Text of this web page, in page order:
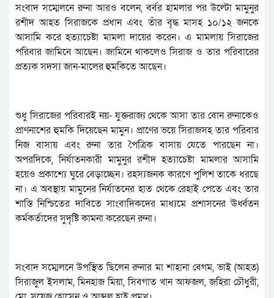
সংবাদ সম্মেলনে রুনা আরও বলেন, বর্বর হামলার পর উল্টো মামুনুর
রশীদ আহত সিরাজকে প্রধান এবং তাঁর বৃদ্ধ মাসহ ১০/১২ জনকে
আসামি করে হত্যাচেষ্টা মামলা দায়ের করেন। এ মামলায় সিরাজের
পরিবার জামিনে আছেন। জামিনে থাকলেও সিরাজ ও তার পরিবারের
প্রত্যক সদস্য জান-মালের হুমকিতে আছেন।
শুধু সিরাজের পরিবারই নয়- যুক্তরাজ্য থেকে আসা তার বোন রুনাকেও
প্রাণনাশের হুমকি দিয়েছেন মামুন। প্রাণের ভয়ে সিরাজসহ তার পরিবার
নিজ বাসায় এবং রুনা তার পৈত্রিক বাসায় যেতে পারছেন না।
অপরদিকে, নির্যাতনকারী মামুনুর রশীদ হত্যাচেষ্টা মামলার আসামি
হয়েও প্রকাশ্যে ঘুরে বেড়াচ্ছেন। রহস্যজনক কারণে পুলিশ তাকে ধরছে
না। এ অবস্থায় মামুনের নির্যাতনের হাত থেকে রেহাই পেতে এবং তার
শাস্তি নিশ্চিতের দাবিতে সাংবাদিকদের মাধ্যমে প্রশাসনের ঊর্ধ্বতন
কর্মকর্তাদের সুদৃষ্টি কামনা করেছেন রুনা।
সংবাদ সম্মেলনে উপস্থিত ছিলেন রুনার মা শাহানা বেগম, ভাই (আহত)
সিরাজুল ইসলাম, মিনহাজ মিয়া, সিবগাত খান আফজল, জহিরা চৌধুরী,